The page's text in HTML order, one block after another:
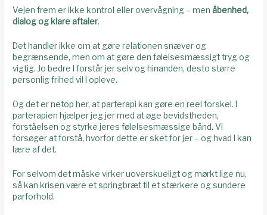
Vejen frem er ikke kontrol eller overvågning – menåbenhed,
dialog og klare aftaler.
Det handler ikke om at gøre relationen snæver og
begrænsende, men om at gøre den følelsesmæssigt tryg og
vigtig. Jo bedre I forstår jer selv og hinanden, desto større
personlig frihed vil I opleve.
Og det er netop her, at parterapi kan gøre en reel forskel. I
parterapien hjælper jeg jer med at øge bevidstheden,
forståelsen og styrke jeres følelsesmæssige bånd. Vi
forsøger at forstå, hvorfor dette er sket for jer – og hvad I kan
lære af det.
For selvom det måske virker uoverskueligt og mørkt lige nu,
så kan krisen være et springbræt til et stærkere og sundere
parforhold.